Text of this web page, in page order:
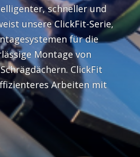
schneller und
unsere ClickFit-Serie,
für die
Montage von
ClickFit
Arbeiten mit